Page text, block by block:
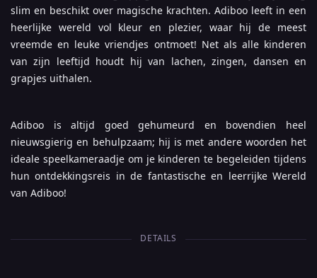
slim en beschikt over magische krachten. Adiboo leeft in een
heerlijke wereld vol kleur en plezier, waar hij de meest
vreemde en leuke vriendjes ontmoet! Net als alle kinderen
van zijn leeftijd houdt hij van lachen, zingen, dansen en
grapjes uithalen.
Adiboo is altijd goed gehumeurd en bovendien heel
nieuwsgierig en behulpzaam; hij is met andere woorden het
ideale speelkameraadje om je kinderen te begeleiden tijdens
hun ontdekkingsreis in de fantastische en leerrijke Wereld
van Adiboo!
DETAILS